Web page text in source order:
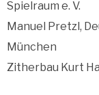
Spielraum e. V.
Manuel Pretzl,
München
Zitherbau Kurt